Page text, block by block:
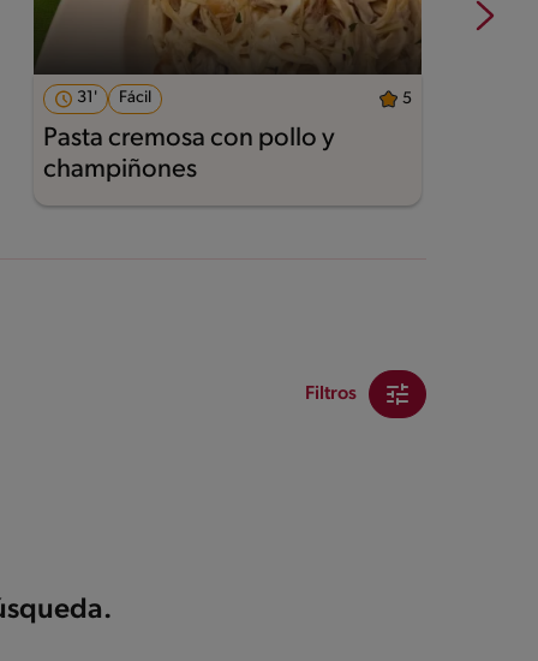
31' Fácil 5
Pasta cremosa con pollo y
champiñones
Filtros